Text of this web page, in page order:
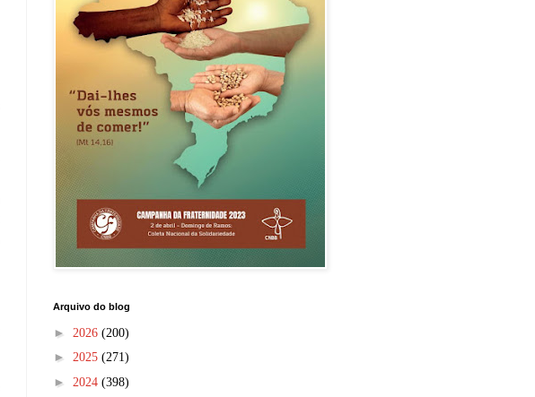
Arquivo do blog
► 2026 (200)
► 2025 (271)
► 2024 (398)